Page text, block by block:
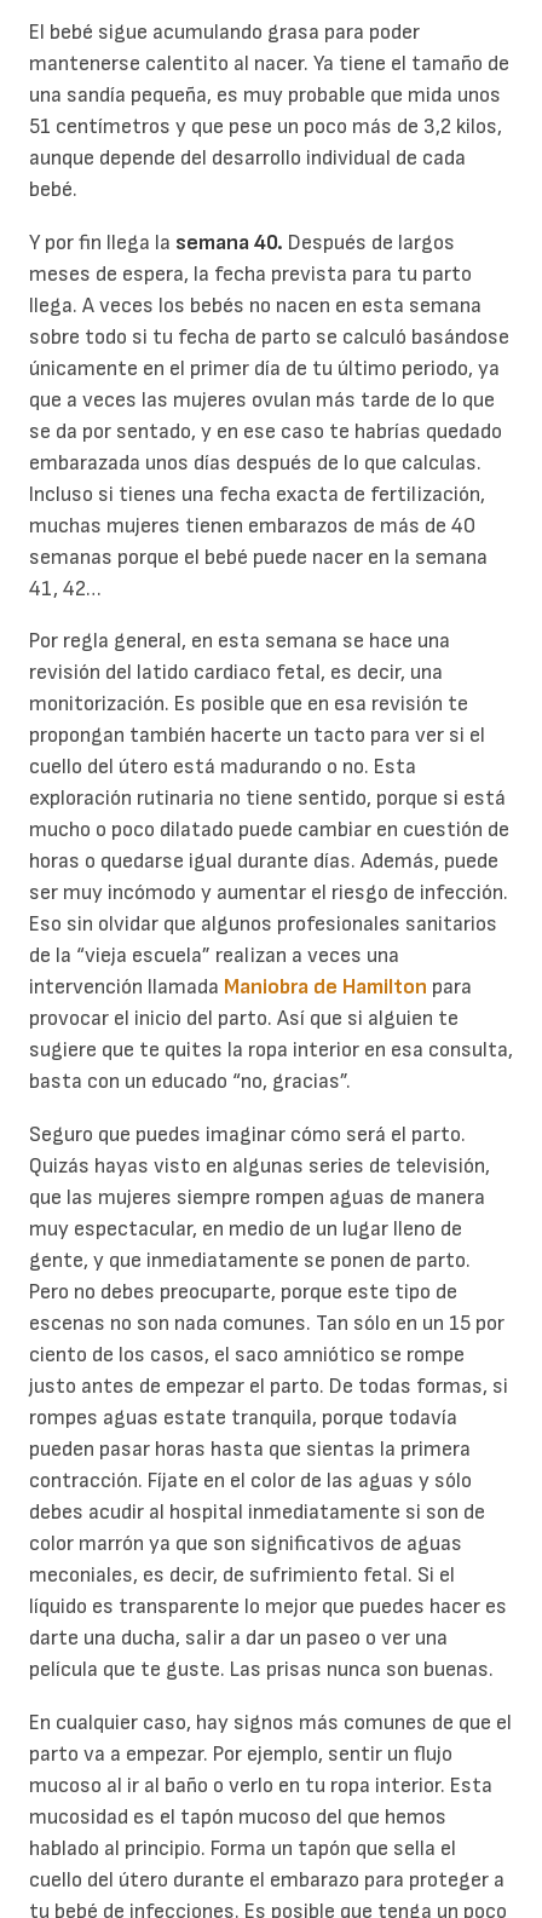
El bebé sigue acumulando grasa para poder
mantenerse calentito al nacer. Ya tiene el tamaño de
una sandía pequeña, es muy probable que mida unos
51 centímetros y que pese un poco más de 3,2 kilos,
aunque depende del desarrollo individual de cada
bebé.
Y por fin llega la semana 40. Después de largos
meses de espera, la fecha prevista para tu parto
llega. A veces los bebés no nacen en esta semana
sobre todo si tu fecha de parto se calculó basándose
únicamente en el primer día de tu último periodo, ya
que a veces las mujeres ovulan más tarde de lo que
se da por sentado, y en ese caso te habrías quedado
embarazada unos días después de lo que calculas.
Incluso si tienes una fecha exacta de fertilización,
muchas mujeres tienen embarazos de más de 40
semanas porque el bebé puede nacer en la semana
41, 42…
Por regla general, en esta semana se hace una
revisión del latido cardiaco fetal, es decir, una
monitorización. Es posible que en esa revisión te
propongan también hacerte un tacto para ver si el
cuello del útero está madurando o no. Esta
exploración rutinaria no tiene sentido, porque si está
mucho o poco dilatado puede cambiar en cuestión de
horas o quedarse igual durante días. Además, puede
ser muy incómodo y aumentar el riesgo de infección.
Eso sin olvidar que algunos profesionales sanitarios
de la “vieja escuela” realizan a veces una
intervención llamada Maniobra de Hamilton para
provocar el inicio del parto. Así que si alguien te
sugiere que te quites la ropa interior en esa consulta,
basta con un educado “no, gracias”.
Seguro que puedes imaginar cómo será el parto.
Quizás hayas visto en algunas series de televisión,
que las mujeres siempre rompen aguas de manera
muy espectacular, en medio de un lugar lleno de
gente, y que inmediatamente se ponen de parto.
Pero no debes preocuparte, porque este tipo de
escenas no son nada comunes. Tan sólo en un 15 por
ciento de los casos, el saco amniótico se rompe
justo antes de empezar el parto. De todas formas, si
rompes aguas estate tranquila, porque todavía
pueden pasar horas hasta que sientas la primera
contracción. Fíjate en el color de las aguas y sólo
debes acudir al hospital inmediatamente si son de
color marrón ya que son significativos de aguas
meconiales, es decir, de sufrimiento fetal. Si el
líquido es transparente lo mejor que puedes hacer es
darte una ducha, salir a dar un paseo o ver una
película que te guste. Las prisas nunca son buenas.
En cualquier caso, hay signos más comunes de que el
parto va a empezar. Por ejemplo, sentir un flujo
mucoso al ir al baño o verlo en tu ropa interior. Esta
mucosidad es el tapón mucoso del que hemos
hablado al principio. Forma un tapón que sella el
cuello del útero durante el embarazo para proteger a
tu bebé de infecciones. Es posible que tenga un poco